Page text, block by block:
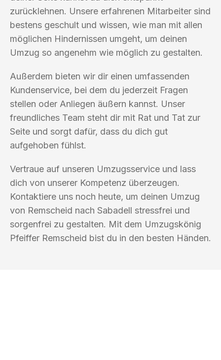
zurücklehnen. Unsere erfahrenen Mitarbeiter sind
bestens geschult und wissen, wie man mit allen
möglichen Hindernissen umgeht, um deinen
Umzug so angenehm wie möglich zu gestalten.
Außerdem bieten wir dir einen umfassenden
Kundenservice, bei dem du jederzeit Fragen
stellen oder Anliegen äußern kannst. Unser
freundliches Team steht dir mit Rat und Tat zur
Seite und sorgt dafür, dass du dich gut
aufgehoben fühlst.
Vertraue auf unseren Umzugsservice und lass
dich von unserer Kompetenz überzeugen.
Kontaktiere uns noch heute, um deinen Umzug
von Remscheid nach Sabadell stressfrei und
sorgenfrei zu gestalten. Mit dem Umzugskönig
Pfeiffer Remscheid bist du in den besten Händen.